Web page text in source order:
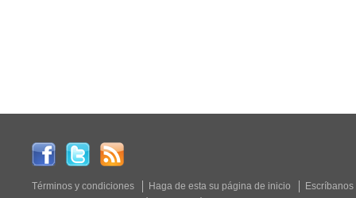
Términos y condiciones Haga de esta su página de inicio
Escríbanos